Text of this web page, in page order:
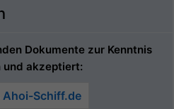
Dokumente zur Kenntnis
und akzeptiert:
Ahoi-Schiff.de